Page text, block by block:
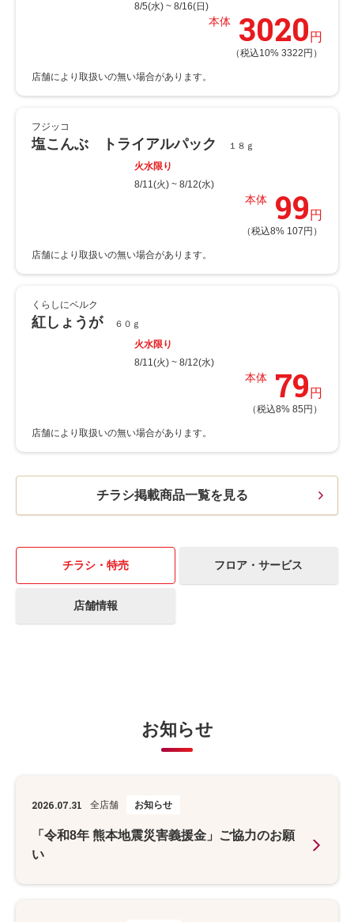
8/5(水) ~ 8/16(日)
本体 3020 円
（税込10% 3322円）
フジッコ
塩こんぶ トライアルパック １８ｇ
火水限り
8/11(火) ~ 8/12(水)
本体 99 円
（税込8% 107円）
くらしにベルク
紅しょうが ６０ｇ
火水限り
8/11(火) ~ 8/12(水)
本体 79 円
（税込8% 85円）
チラシ掲載商品一覧を見る
チラシ・特売 フロア・サービス
店舗情報
お知らせ
2026.07.31 全店舗 お知らせ
「令和8年 熊本地震災害義援金」ご協力のお願
い